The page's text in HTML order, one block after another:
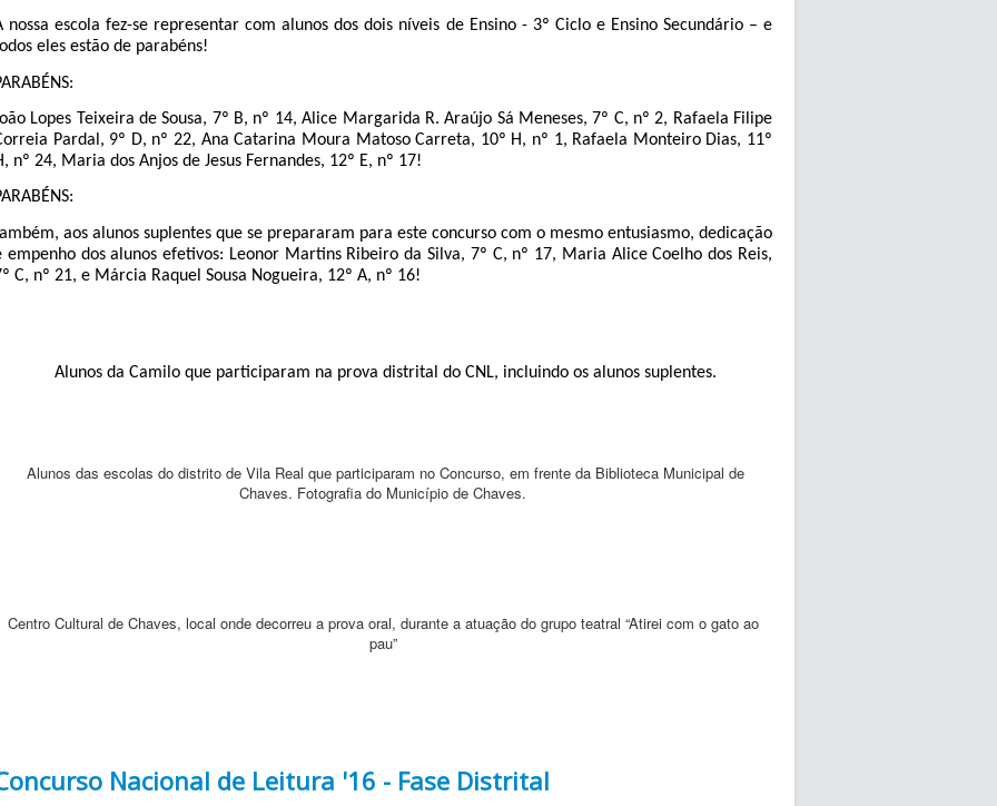
nossa escola fez-se representar com alunos dos dois níveis de Ensino - 3º Ciclo e Ensino Secundário – e
eles estão de parabéns!
Lopes Teixeira de Sousa, 7º B, nº 14, Alice Margarida R. Araújo Sá Meneses, 7º C, nº 2, Rafaela Filipe
Pardal, 9º D, nº 22, Ana Catarina Moura Matoso Carreta, 10º H, nº 1, Rafaela Monteiro Dias, 11º
nº 24, Maria dos Anjos de Jesus Fernandes, 12º E, nº 17!
aos alunos suplentes que se prepararam para este concurso com o mesmo entusiasmo, dedicação
empenho dos alunos efetivos: Leonor Martins Ribeiro da Silva, 7º C, nº 17, Maria Alice Coelho dos Reis,
C, nº 21, e Márcia Raquel Sousa Nogueira, 12º A, nº 16!
Alunos da Camilo que participaram na prova distrital do CNL, incluindo os alunos suplentes.
Alunos das escolas do distrito de Vila Real que participaram no Concurso, em frente da Biblioteca Municipal de
Chaves. Fotografia do Município de Chaves.
Centro Cultural de Chaves, local onde decorreu a prova oral, durante a atuação do grupo teatral “Atirei com o gato ao
pau”
Nacional de Leitura '16 - Fase Distrital